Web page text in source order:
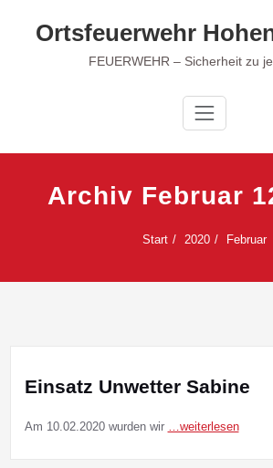
Ortsfeuerwehr
FEUERWEHR – Sicherheit zu
Archiv Februar
Start 2020 Februar
Einsatz Unwetter Sabine
Am 10.02.2020 wurden wir …weiterlesen